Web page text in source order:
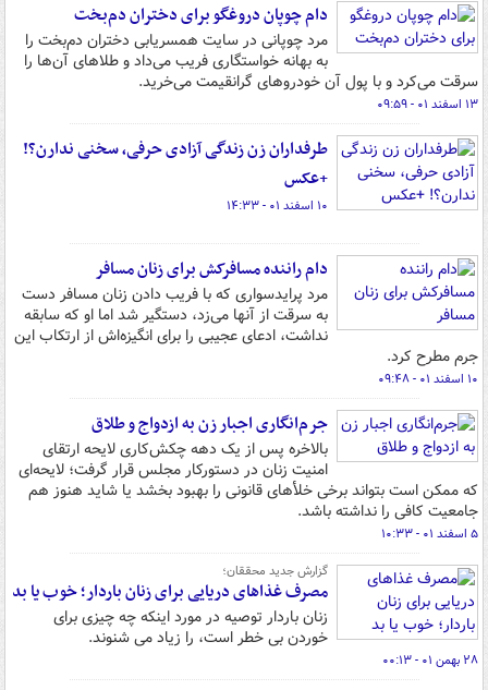
دام چوپان دروغگو برای دختران دم‌بخت
مرد چوپانی در سایت همسریابی دختران دم‌بخت را
به بهانه خواستگاری فریب می‌داد و طلاهای آن‌ها را
سرقت می‌کرد و با پول آن خودروهای گرانقیمت می‌خرید.
۱۳ اسفند ۰۱ - ۰۹:۵۹
طرفداران زن زندگی آزادی حرفی، سخنی ندارن؟!
+عکس
۱۰ اسفند ۰۱ - ۱۴:۳۳
دام راننده مسافرکش برای زنان مسافر
مرد پرایدسواری که با فریب دادن زنان مسافر دست
به سرقت از آنها می‌زد، دستگیر شد اما او که سابقه
نداشت، ادعای عجیبی را برای انگیزه‌اش از ارتکاب این
جرم مطرح کرد.
۱۰ اسفند ۰۱ - ۰۹:۴۸
جرم‌انگاری اجبار زن به ازدواج و طلاق
بالاخره پس از یک دهه چکش‌کاری لایحه ارتقای
امنیت زنان در دستورکار مجلس قرار گرفت؛ لایحه‌ای
که ممکن است بتواند برخی خلأهای قانونی را بهبود بخشد یا شاید هنوز هم
جامعیت کافی را نداشته باشد.
۵ اسفند ۰۱ - ۱۰:۳۳
گزارش جدید محققان؛
مصرف غذاهای دریایی برای زنان باردار؛ خوب یا بد
زنان باردار توصیه در مورد اینکه چه چیزی برای
خوردن بی خطر است، را زیاد می شنوند.
۲۸ بهمن ۰۱ - ۰۰:۱۳